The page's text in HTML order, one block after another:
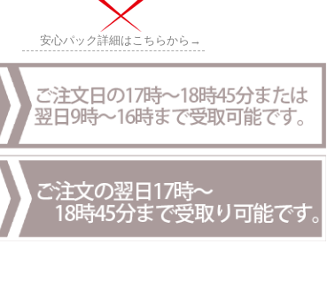
安心パック詳細はこちらから→